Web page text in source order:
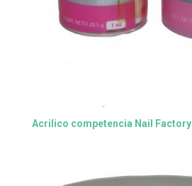
Acrilico competencia Nail Factory